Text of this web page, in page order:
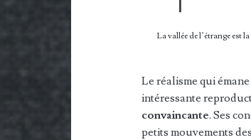
La vallée de l’étrange est
Le réalisme qui
intéressante
convaincante. Ses
petits mouvements